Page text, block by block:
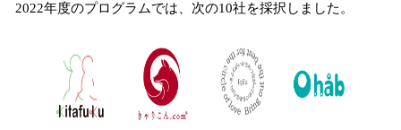
2022年度のプログラムでは、次の10社を採択しました。